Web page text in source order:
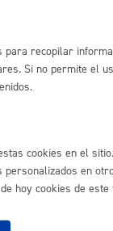
recopilar
Si no permite el
cookies en el
en
hoy cookies de